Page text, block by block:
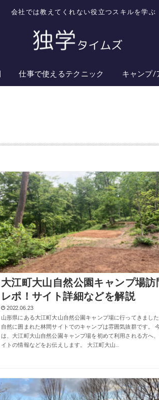
会社では教えてくれない役立つスキルを学ぶ
仕事で使えるテクニック キャンプ/
大江町大山自然公園キャンプ場訪
レポ！サイト詳細などを解説
2022.06.23
山形県にある大江町大山自然公園キャンプ場に行ってきました
自然に囲まれた林間サイトでのキャンプは雰囲気抜群です。
は、大江町大山自然公園キャンプ場を初めて利用される方へ
イトの情報などをお伝えします。 大江町大山…